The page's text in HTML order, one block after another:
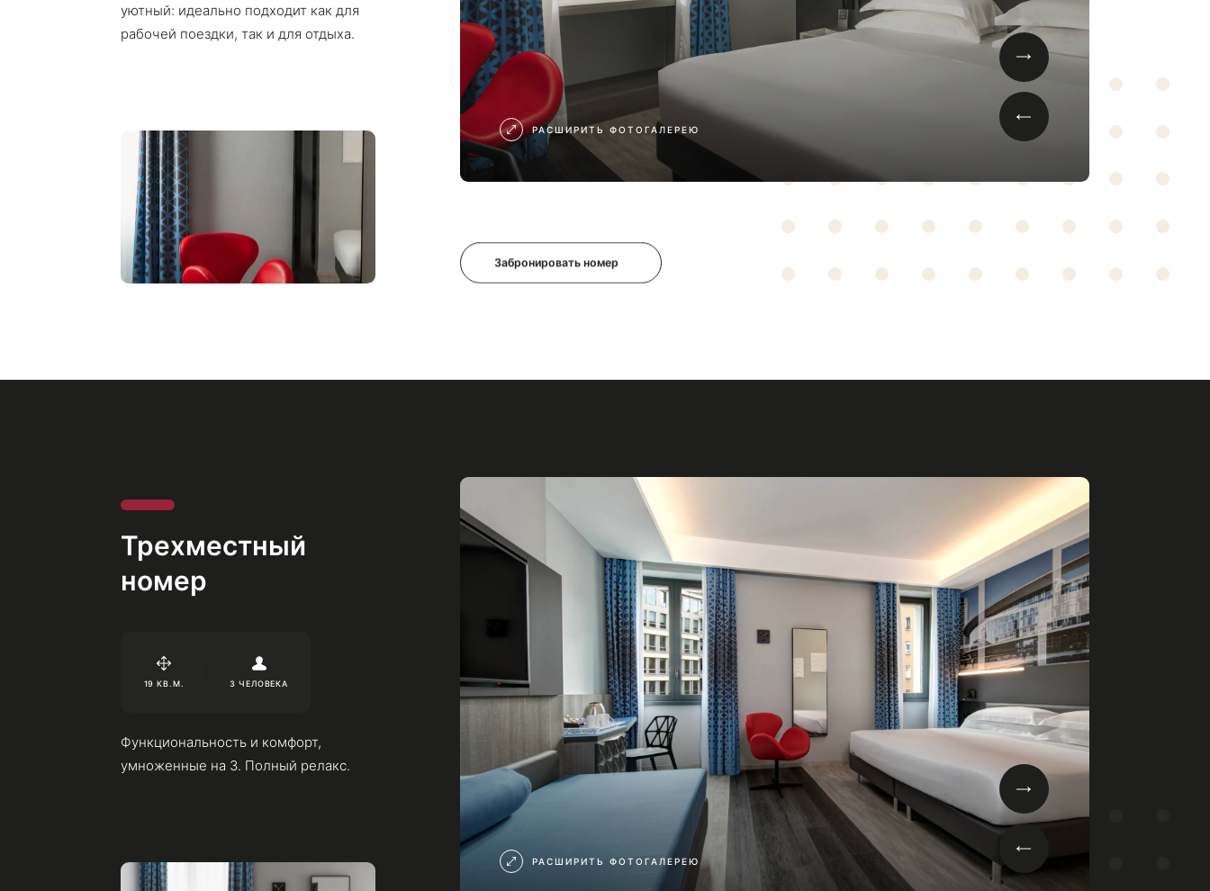
уютный: идеально подходит как для
рабочей поездки, так и для отдыха.
РАСШИРИТЬ ФОТОГАЛЕРЕЮ
Забронировать номер
Трехместный номер
Трехместный
номер
19 КВ.М. 3 ЧЕЛОВЕКА
Функциональность и комфорт,
умноженные на 3. Полный релакс.
РАСШИРИТЬ ФОТОГАЛЕРЕЮ